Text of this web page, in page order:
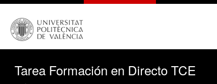
Tarea Formación en Directo TCE